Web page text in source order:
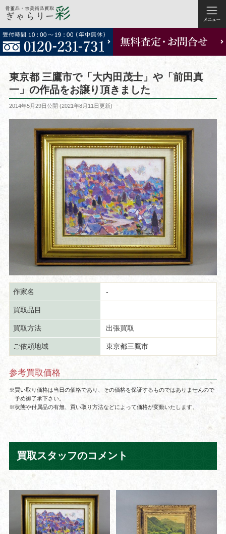
コ
ン
テ
東京都 三鷹市で「大内田茂士」や「前田真
一」の作品をお譲り頂きました
投
2014年5月29日公開 (2021年8月11日更新)
作家名 -
買取品目
買取方法 出張買取
ご依頼地域 東京都三鷹市
参考買取価格
※買い取り価格は当日の価格であり、その価格を保証するものではありませんので
予め御了承下さい。
※状態や付属品の有無、買い取り方法などによって価格が変動いたします。
買取スタッフのコメント